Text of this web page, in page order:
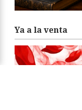
Ya a la venta